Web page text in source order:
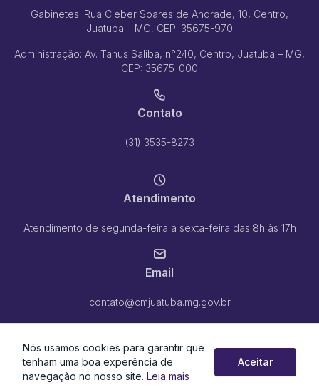
Gabinetes: Rua Cleber Soares de Andrade, 10, Centro,
Juatuba – MG, CEP: 35675-970
Administração: Av. Tanus Saliba, n°240, Centro, Juatuba – MG,
CEP: 35675-000
Contato
(31) 3535-8273
Atendimento
Atendimento de segunda-feira a sexta-feira das 8h às 17h
Email
contato@cmjuatuba.mg.gov.br
Nós usamos cookies para garantir que
tenham uma boa experência de
navegação no nosso site. Leia mais
Aceitar